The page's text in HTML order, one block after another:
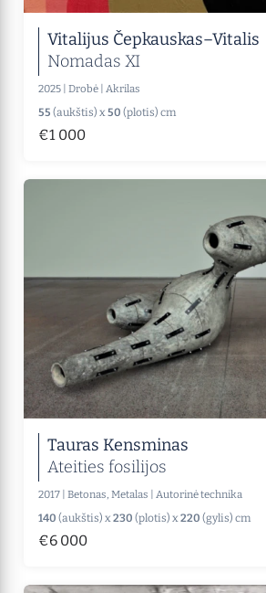
Vitalijus Čepkauskas–Vitalis
Nomadas XI
2025 Drobė Akrilas
55 (aukštis) x50 (plotis) cm
€1 000
Tauras Kensminas
Ateities fosilijos
2017 Betonas, Metalas
Autorinė technika
140 (aukštis) x230 (plotis) x220 (gylis) cm
€6 000